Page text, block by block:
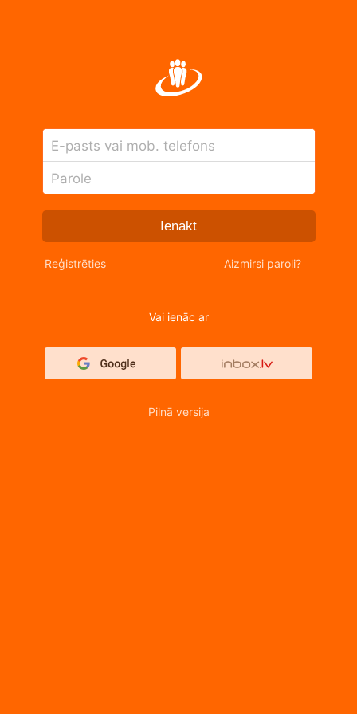
E-pasts vai mob. telefons
Parole
Ienākt
Reģistrēties Aizmirsi paroli?
Vai ienāc ar
Pilnā versija